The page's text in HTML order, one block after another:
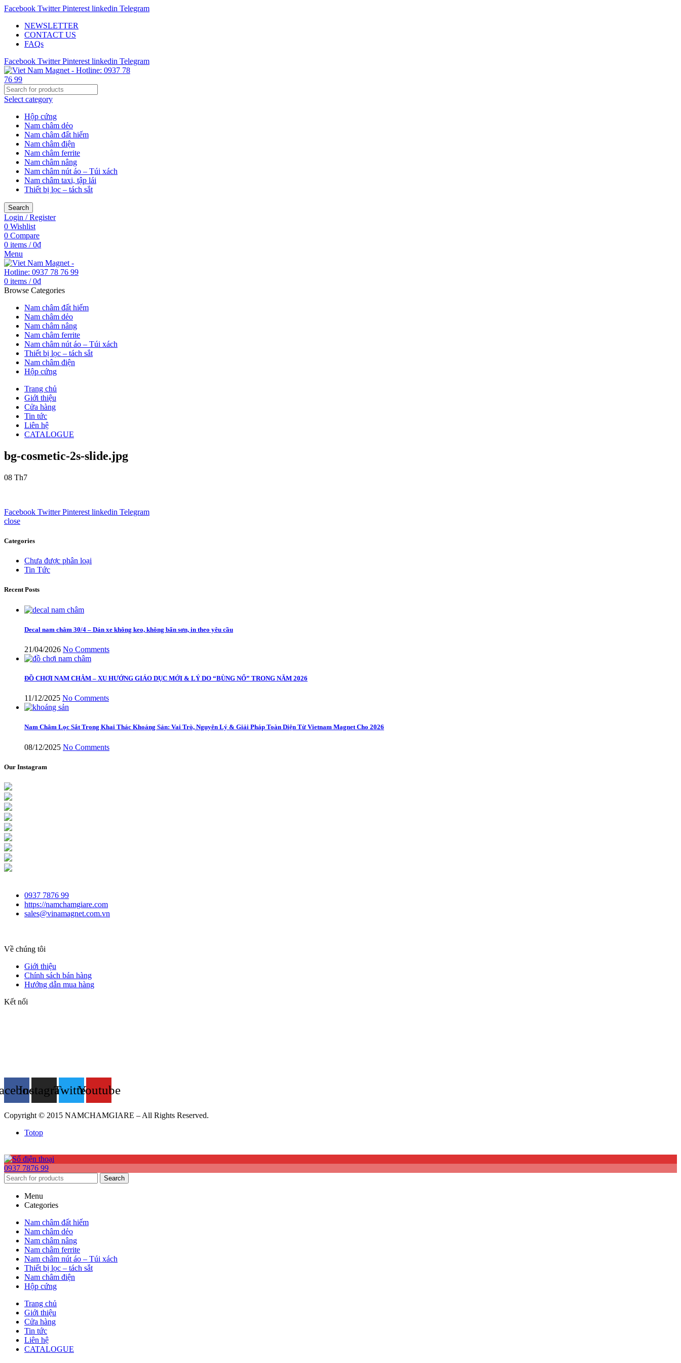
Facebook Twitter Pinterest linkedin Telegram
NEWSLETTER
CONTACT US
FAQs
Facebook Twitter Pinterest linkedin Telegram
Select category
Hộp cứng
Nam châm dẻo
Nam châm đất hiếm
Nam châm điện
Nam châm ferrite
Nam châm nâng
Nam châm nút áo – Túi xách
Nam châm taxi, tập lái
Thiết bị lọc – tách sắt
Search
Login / Register
0 Wishlist
0 Compare
0 items / 0₫
Menu
0 items / 0₫
Browse Categories
Nam châm đất hiếm
Nam châm dẻo
Nam châm nâng
Nam châm ferrite
Nam châm nút áo – Túi xách
Thiết bị lọc – tách sắt
Nam châm điện
Hộp cứng
Trang chủ
Giới thiệu
Cửa hàng
Tin tức
Liên hệ
CATALOGUE
bg-cosmetic-2s-slide.jpg
08 Th7
Facebook Twitter Pinterest linkedin Telegram
close
Categories
Chưa được phân loại
Tin Tức
Recent Posts
Decal nam châm 30/4 – Dán xe không keo, không bẩn sơn, in theo yêu cầu
21/04/2026 No Comments
ĐỒ CHƠI NAM CHÂM – XU HƯỚNG GIÁO DỤC MỚI & LÝ DO “BÙNG NỔ” TRONG NĂM 2026
11/12/2025 No Comments
Nam Châm Lọc Sắt Trong Khai Thác Khoáng Sản: Vai Trò, Nguyên Lý & Giải Pháp Toàn Diện Từ Vietnam Magnet Cho 2026
08/12/2025 No Comments
Our Instagram
0937 7876 99
https://namchamgiare.com
sales@vinamagnet.com.vn
Về chúng tôi
Giới thiệu
Chính sách bán hàng
Hướng dẫn mua hàng
Kết nối
InstagramTwitterYoutube
Copyright © 2015 NAMCHAMGIARE – All Rights Reserved.
Totop
0937 7876 99
Search
Menu
Categories
Nam châm đất hiếm
Nam châm dẻo
Nam châm nâng
Nam châm ferrite
Nam châm nút áo – Túi xách
Thiết bị lọc – tách sắt
Nam châm điện
Hộp cứng
Trang chủ
Giới thiệu
Cửa hàng
Tin tức
Liên hệ
CATALOGUE